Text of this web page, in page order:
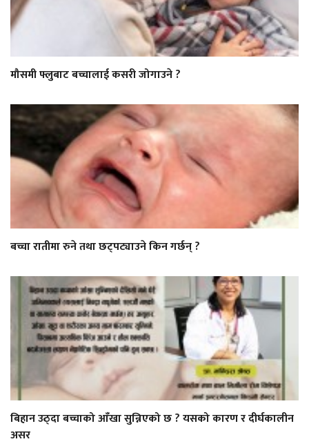
मौसमी फ्लुबाट बच्चालाई कसरी जोगाउने ?
बच्चा रातीमा रुने तथा छट्पट्याउने किन गर्छन् ?
बिहान उठ्दा बच्चाको आँखा सुन्निएको छ ? यसको कारण र दीर्घकालीन
असर